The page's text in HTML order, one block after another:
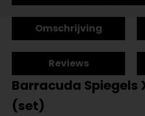
Omschrijving
Reviews
Barracuda
(set)